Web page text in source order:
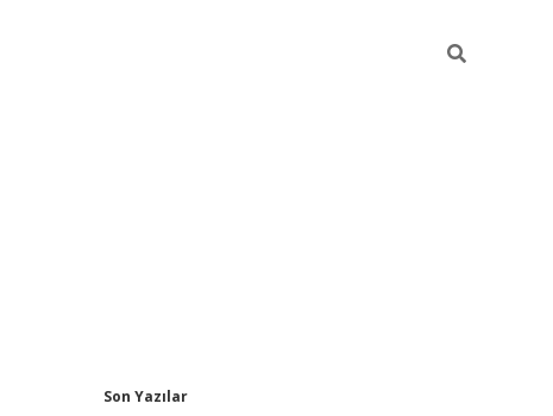
Son Yazılar